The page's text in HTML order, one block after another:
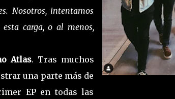
Nosotros, intentamos
carga, o al menos,
Atlas. Tras muchos
una parte más de
EP en todas las